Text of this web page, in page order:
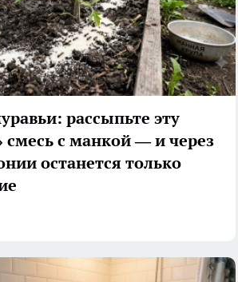
рассыпьте эту
смесь с манкой — и через
останется только